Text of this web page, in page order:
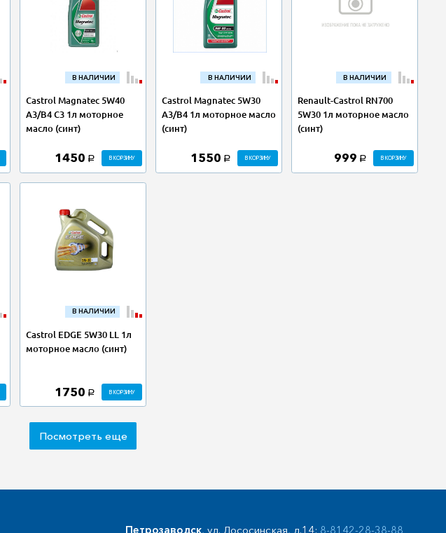
В НАЛИЧИИ
Castrol Magnatec 5W40
A3/B4 C3 1л моторное
масло (синт)
1450 a В КОРЗИНУ
В НАЛИЧИИ
Castrol Magnatec 5W30
A3/B4 1л моторное масло
(синт)
1550 a В КОРЗИНУ
В НАЛИЧИИ
Renault-Castrol RN700
5W30 1л моторное масло
(синт)
999 a В КОРЗИНУ
В НАЛИЧИИ
Castrol EDGE 5W30 LL 1л
моторное масло (синт)
1750 a В КОРЗИНУ
Посмотреть еще
Петрозаводск, ул. Лососинская, д.14: 8-8142-28-38-88